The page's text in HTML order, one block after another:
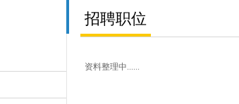
招聘职位
资料整理中......